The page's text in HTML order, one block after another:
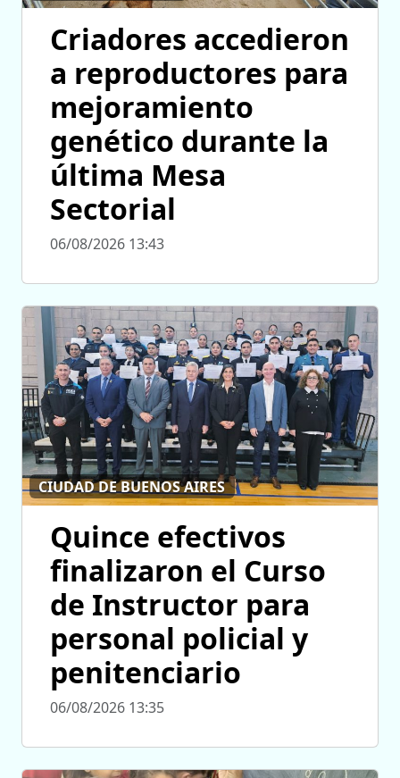
Criadores accedieron
a reproductores para
mejoramiento
genético durante la
última Mesa
Sectorial
06/08/2026 13:43
CIUDAD DE BUENOS AIRES
Quince efectivos
finalizaron el Curso
de Instructor para
personal policial y
penitenciario
06/08/2026 13:35